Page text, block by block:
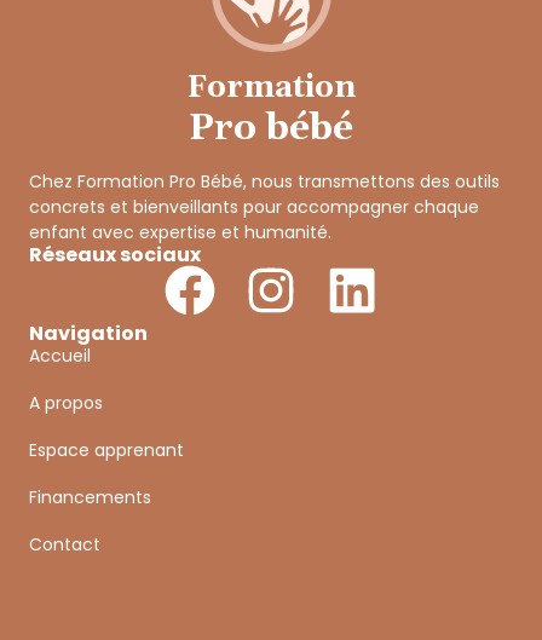
Formation
Pro bébé
Chez Formation Pro Bébé, nous transmettons des outils
concrets et bienveillants pour accompagner chaque
enfant avec expertise et humanité.
Réseaux sociaux
Navigation
Accueil
A propos
Espace apprenant
Financements
Contact